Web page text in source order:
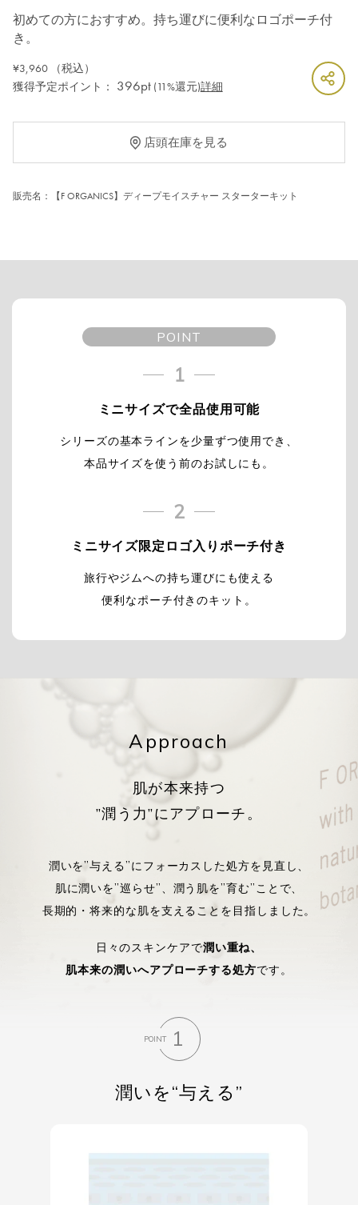
初めての方におすすめ。持ち運びに便利なロゴポーチ付
き。
¥3,960（税込）
獲得予定ポイント：
396pt (11%還元)詳細
店頭在庫を見る
販売名：【F ORGANICS】ディープモイスチャー スターターキット
POINT
1
ミニサイズで全品使用可能
シリーズの基本ラインを少量ずつ使用でき、
本品サイズを使う前のお試しにも。
2
ミニサイズ限定ロゴ入りポーチ付き
旅行やジムへの持ち運びにも使える
便利なポーチ付きのキット。
Approach
肌が本来持つ
”潤う力”にアプローチ。
潤いを”与える”にフォーカスした処方を見直し、
肌に潤いを”巡らせ”、潤う肌を”育む”ことで、
長期的・将来的な肌を支えることを目指しました。
日々のスキンケアで潤い重ね、
肌本来の潤いへアプローチする処方です。
POINT 1
潤いを“与える”